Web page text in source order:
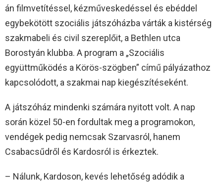
án filmvetítéssel, kézműveskedéssel és ebéddel
egybekötött szociális játszóházba várták a kistérség
szakmabeli és civil szereplőit, a Bethlen utca
Borostyán klubba. A program a „Szociális
együttműködés a Körös-szögben” című pályázathoz
kapcsolódott, a szakmai nap kiegészítéseként.
A játszóház mindenki számára nyitott volt. A nap
során közel 50-en fordultak meg a programokon,
vendégek pedig nemcsak Szarvasról, hanem
Csabacsűdről és Kardosról is érkeztek.
– Nálunk, Kardoson, kevés lehetőség adódik a